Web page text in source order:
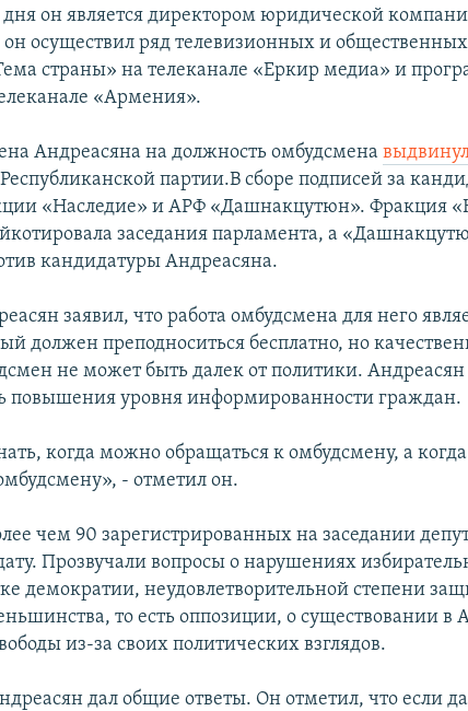
дня он является директором юридической
он осуществил ряд телевизионных и
страны» на телеканале «Еркир медиа» и
«Армения».
Андреасяна на должность омбудсмена
партии.В сборе подписей за
«Наследие» и АРФ «Дашнакцутюн». Фракция
заседания парламента, а
кандидатуры Андреасяна.
заявил, что работа омбудсмена для него
должен преподноситься бесплатно, но
не может быть далек от политики.
повышения уровня информированности граждан.
когда можно обращаться к омбудсмену, а
- отметил он.
чем 90 зарегистрированных на заседании
Прозвучали вопросы о нарушениях
демократии, неудовлетворительной степени
то есть оппозиции, о существовании в
из-за своих политических взглядов.
дал общие ответы. Он отметил, что если